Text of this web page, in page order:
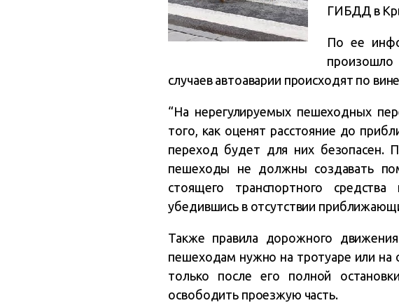
ГИБДД в
По ее
произошло
случаев автоаварии происходят по
“На нерегулируемых пешеходных
того, как оценят расстояние до
переход будет для них безопасен.
пешеходы не должны создавать
стоящего транспортного
убедившись в отсутствии
Также правила дорожного
пешеходам нужно на тротуаре или на
только после его полной
освободить проезжую часть.